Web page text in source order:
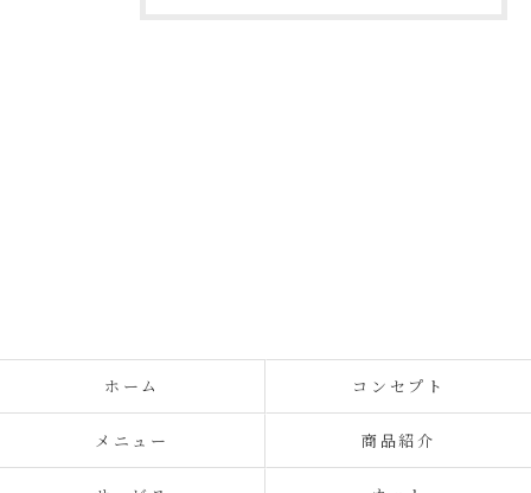
ホーム コンセプト
メニュー 商品紹介